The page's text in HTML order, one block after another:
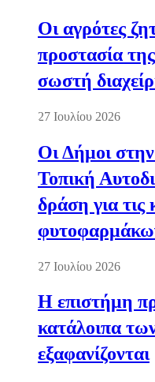
Οι αγρότες
προστασία
σωστή
27 Ιουλίου 2026
Οι Δήμοι
Τοπική
δράση για τις
27 Ιουλίου 2026
Η επιστήμη
κατάλοιπα
εξαφανίζονται